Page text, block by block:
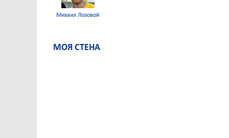
Михаил Лозовой
МОЯ СТЕНА